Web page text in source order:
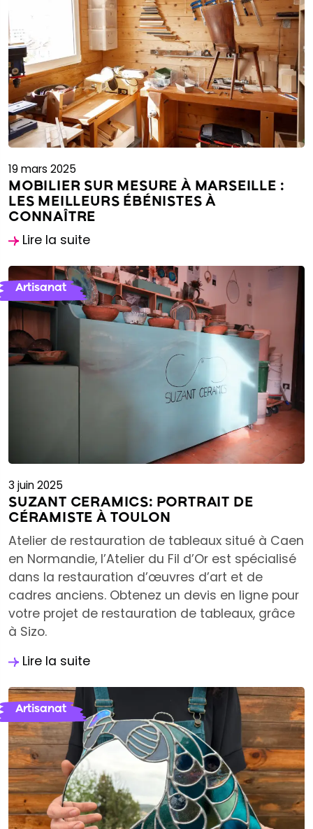
19 mars 2025
MOBILIER SUR MESURE À MARSEILLE :
LES MEILLEURS ÉBÉNISTES À
CONNAÎTRE
Lire la suite
Artisanat
3 juin 2025
SUZANT CERAMICS: PORTRAIT DE
CÉRAMISTE À TOULON
Atelier de restauration de tableaux situé à Caen
en Normandie, l’Atelier du Fil d’Or est spécialisé
dans la restauration d’œuvres d’art et de
cadres anciens. Obtenez un devis en ligne pour
votre projet de restauration de tableaux, grâce
à Sizo.
Lire la suite
Artisanat